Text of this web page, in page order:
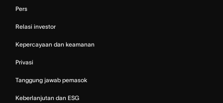
Pers
Relasi investor
Kepercayaan dan keamanan
Privasi
Tanggung jawab pemasok
Keberlanjutan dan ESG